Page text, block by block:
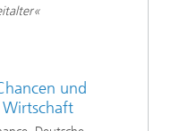
und